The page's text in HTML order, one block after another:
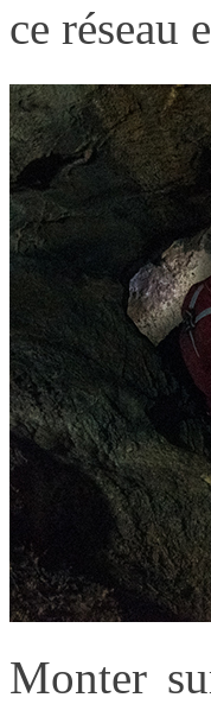
ce réseau
Monter